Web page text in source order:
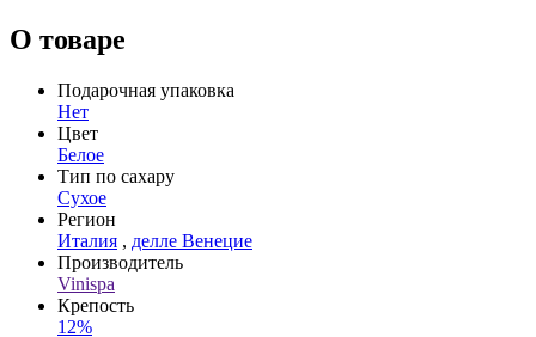
О товаре
Подарочная упаковка
Нет
Цвет
Белое
Тип по сахару
Сухое
Регион
Италия , делле Венецие
Производитель
Vinispa
Крепость
12%